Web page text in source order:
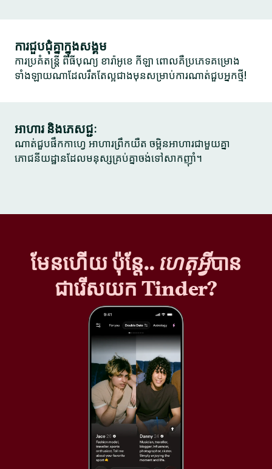
ការជួបជុំគ្នាក្នុងសង្គម
ការប្រគំតន្ត្រី ពិធីបុណ្យ ខារ៉ាអូខេ កីឡា ពោលគឺប្រភេទគម្រោង
ទាំងឡាយណាដែលរឹតតែល្អជាងមុនសម្រាប់ការណាត់ជួបអ្នកថ្មី!
អាហារ និងភេសជ្ជៈ
ណាត់ជួបផឹកកាហ្វេ អាហារព្រឹកយឺត ចម្អិនអាហារជាមួយគ្នា
ភោជនីយដ្ឋានដែលមនុស្សគ្រប់គ្នាចង់ទៅសាកញ៉ាំ។
មែនហើយ ប៉ុន្តែ.. ហេតុអ្វីបាន
ជារើសយក Tinder?